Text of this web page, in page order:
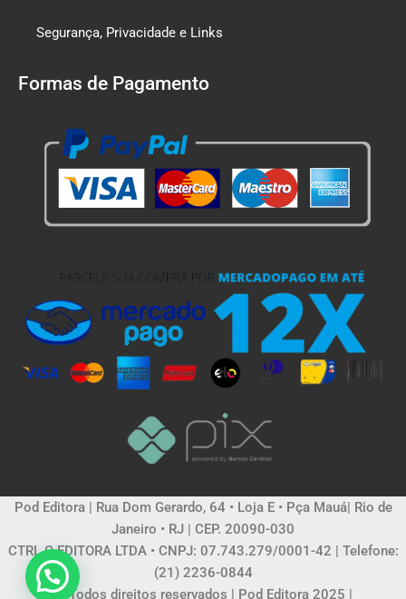
Segurança, Privacidade e Links
Formas de Pagamento
Pod Editora | Rua Dom Gerardo, 64 • Loja E • Pça Mauá| Rio de
Janeiro • RJ | CEP. 20090-030
CTRL C EDITORA LTDA • CNPJ: 07.743.279/0001-42 | Telefone:
(21) 2236-0844
© Todos direitos reservados | Pod Editora 2025 |